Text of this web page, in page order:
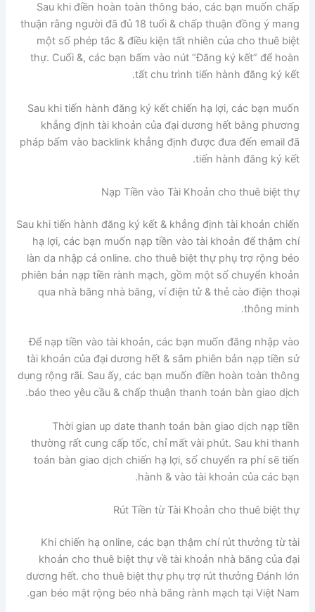
Sau khi điền hoàn toàn thông báo, các bạn muốn chấp
thuận rằng người đã đủ 18 tuổi & chấp thuận đồng ý mang
một số phép tắc & điều kiện tất nhiên của cho thuê biệt
thự. Cuối &, các bạn bấm vào nút “Đăng ký kết” để hoàn
tất chu trình tiến hành đăng ký kết.
Sau khi tiến hành đăng ký kết chiến hạ lợi, các bạn muốn
khẳng định tài khoản của đại dương hết bằng phương
pháp bấm vào backlink khẳng định được đưa đến email đã
tiến hành đăng ký kết.
Nạp Tiền vào Tài Khoản cho thuê biệt thự
Sau khi tiến hành đăng ký kết & khẳng định tài khoản chiến
hạ lợi, các bạn muốn nạp tiền vào tài khoản để thậm chí
làn da nhập cá online. cho thuê biệt thự phụ trợ rộng béo
phiên bản nạp tiền rành mạch, gồm một số chuyển khoản
qua nhà băng nhà băng, ví điện tử & thẻ cào điện thoại
thông minh.
Để nạp tiền vào tài khoản, các bạn muốn đăng nhập vào
tài khoản của đại dương hết & sắm phiên bản nạp tiền sử
dụng rộng rãi. Sau ấy, các bạn muốn điền hoàn toàn thông
báo theo yêu cầu & chấp thuận thanh toán bàn giao dịch.
Thời gian up date thanh toán bàn giao dịch nạp tiền
thường rất cung cấp tốc, chỉ mất vài phút. Sau khi thanh
toán bàn giao dịch chiến hạ lợi, số chuyển ra phí sẽ tiến
hành & vào tài khoản của các bạn.
Rút Tiền từ Tài Khoản cho thuê biệt thự
Khi chiến hạ online, các bạn thậm chí rút thưởng từ tài
khoản cho thuê biệt thự về tài khoản nhà băng của đại
dương hết. cho thuê biệt thự phụ trợ rút thưởng Đánh lớn
gan béo mật rộng béo nhà băng rành mạch tại Việt Nam.